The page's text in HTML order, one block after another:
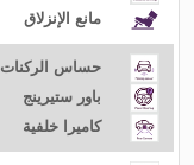
مانع الإنزلاق
حساس الركنات
باور ستيرينج
كاميرا خلفية